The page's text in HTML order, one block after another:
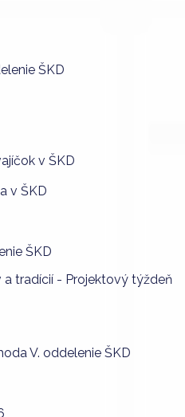
ŠKD
v ŠKD
v ŠKD
ŠKD
tradícií - Projektový týždeň
V. oddelenie ŠKD